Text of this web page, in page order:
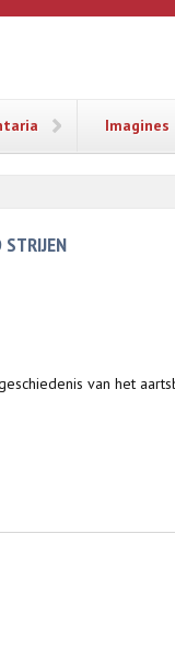
Imagines
van het